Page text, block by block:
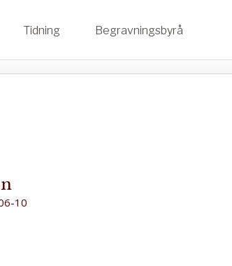
Tidning Begravningsbyrå
10